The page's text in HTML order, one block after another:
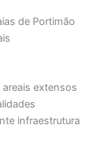
de Portimão
extensos
infraestrutura